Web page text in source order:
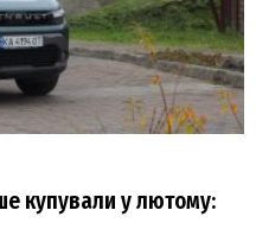
купували у лютому: